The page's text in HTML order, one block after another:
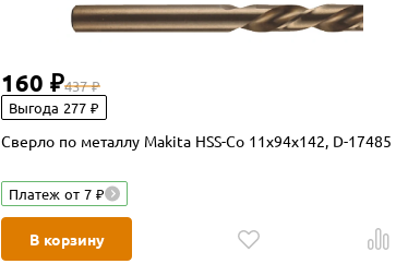
160 ₽437 ₽
Выгода 277 ₽
Сверло по металлу Makita HSS-Co 11х94x142, D-17485
Платеж от 7 ₽
В корзину